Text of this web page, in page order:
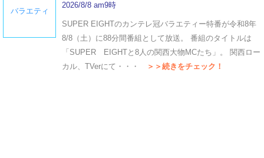
バラエティ
2026/8/8 am9時
SUPER EIGHTのカンテレ冠バラエティー特番が令和8年
8/8（土）に88分間番組として放送。 番組のタイトルは
「SUPER EIGHTと8人の関西大物MCたち」。 関西ロー
カル、TVerにて・・・
＞＞続きをチェック！